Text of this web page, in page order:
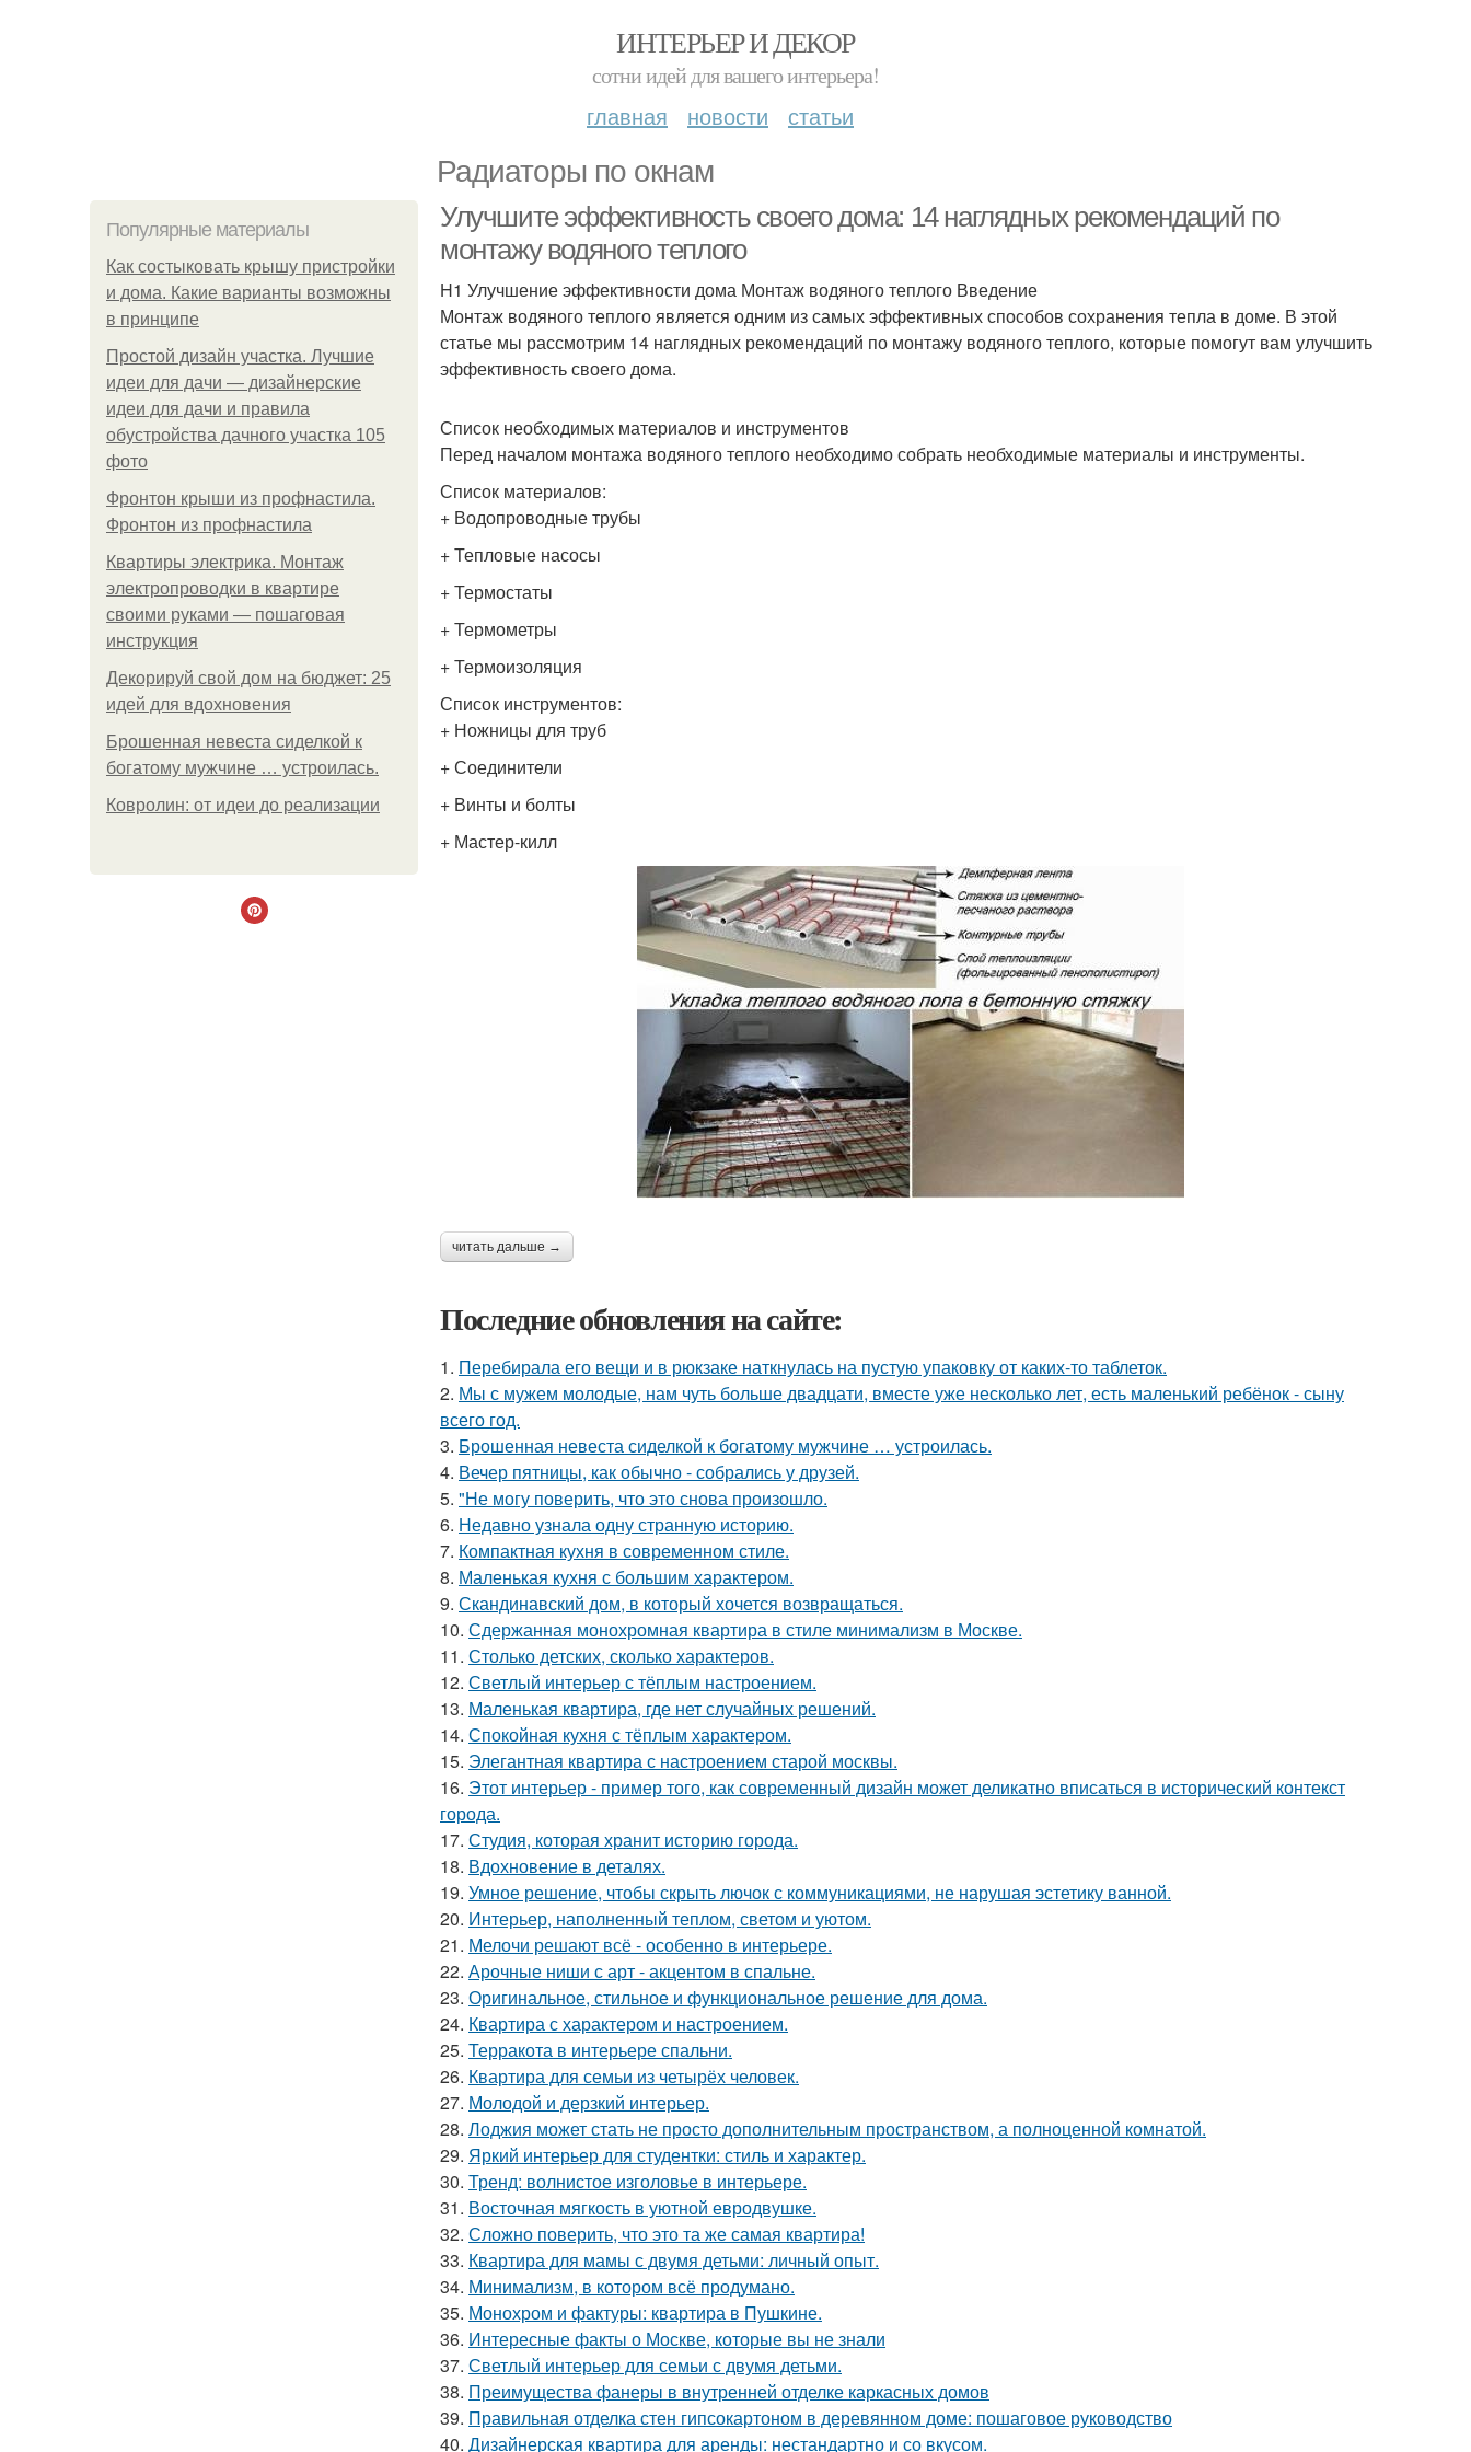
ИНТЕРЬЕР И ДЕКОР
сотни идей для вашего интерьера!
главная новости статьи
Радиаторы по окнам
Популярные материалы
Как состыковать крышу пристройки
и дома. Какие варианты возможны
в принципе
Простой дизайн участка. Лучшие
идеи для дачи — дизайнерские
идеи для дачи и правила
обустройства дачного участка 105
фото
Фронтон крыши из профнастила.
Фронтон из профнастила
Квартиры электрика. Монтаж
электропроводки в квартире
своими руками — пошаговая
инструкция
Декорируй свой дом на бюджет: 25
идей для вдохновения
Брошенная невеста сиделкой к
богатому мужчине … устроилась.
Ковролин: от идеи до реализации
Улучшите эффективность своего дома: 14 наглядных рекомендаций по
монтажу водяного теплого
H1 Улучшение эффективности дома Монтаж водяного теплого Введение
Монтаж водяного теплого является одним из самых эффективных способов сохранения тепла в доме. В этой
статье мы рассмотрим 14 наглядных рекомендаций по монтажу водяного теплого, которые помогут вам улучшить
эффективность своего дома.
Список необходимых материалов и инструментов
Перед началом монтажа водяного теплого необходимо собрать необходимые материалы и инструменты.
Список материалов:
+ Водопроводные трубы
+ Тепловые насосы
+ Термостаты
+ Термометры
+ Термоизоляция
Список инструментов:
+ Ножницы для труб
+ Соединители
+ Винты и болты
+ Мастер-килл
читать дальше →
Последние обновления на сайте:
1. Перебирала его вещи и в рюкзаке наткнулась на пустую упаковку от каких-то таблеток.
2. Мы с мужем молодые, нам чуть больше двадцати, вместе уже несколько лет, есть маленький ребёнок - сыну
всего год.
3. Брошенная невеста сиделкой к богатому мужчине … устроилась.
4. Вечер пятницы, как обычно - собрались у друзей.
5. "Не могу поверить, что это снова произошло.
6. Недавно узнала одну странную историю.
7. Компактная кухня в современном стиле.
8. Маленькая кухня с большим характером.
9. Скандинавский дом, в который хочется возвращаться.
10. Сдержанная монохромная квартира в стиле минимализм в Москве.
11. Столько детских, сколько характеров.
12. Светлый интерьер с тёплым настроением.
13. Маленькая квартира, где нет случайных решений.
14. Спокойная кухня с тёплым характером.
15. Элегантная квартира с настроением старой москвы.
16. Этот интерьер - пример того, как современный дизайн может деликатно вписаться в исторический контекст
города.
17. Студия, которая хранит историю города.
18. Вдохновение в деталях.
19. Умное решение, чтобы скрыть лючок с коммуникациями, не нарушая эстетику ванной.
20. Интерьер, наполненный теплом, светом и уютом.
21. Мелочи решают всё - особенно в интерьере.
22. Арочные ниши с арт - акцентом в спальне.
23. Оригинальное, стильное и функциональное решение для дома.
24. Квартира с характером и настроением.
25. Терракота в интерьере спальни.
26. Квартира для семьи из четырёх человек.
27. Молодой и дерзкий интерьер.
28. Лоджия может стать не просто дополнительным пространством, а полноценной комнатой.
29. Яркий интерьер для студентки: стиль и характер.
30. Тренд: волнистое изголовье в интерьере.
31. Восточная мягкость в уютной евродвушке.
32. Сложно поверить, что это та же самая квартира!
33. Квартира для мамы с двумя детьми: личный опыт.
34. Минимализм, в котором всё продумано.
35. Монохром и фактуры: квартира в Пушкине.
36. Интересные факты о Москве, которые вы не знали
37. Светлый интерьер для семьи с двумя детьми.
38. Преимущества фанеры в внутренней отделке каркасных домов
39. Правильная отделка стен гипсокартоном в деревянном доме: пошаговое руководство
40. Дизайнерская квартира для аренды: нестандартно и со вкусом.